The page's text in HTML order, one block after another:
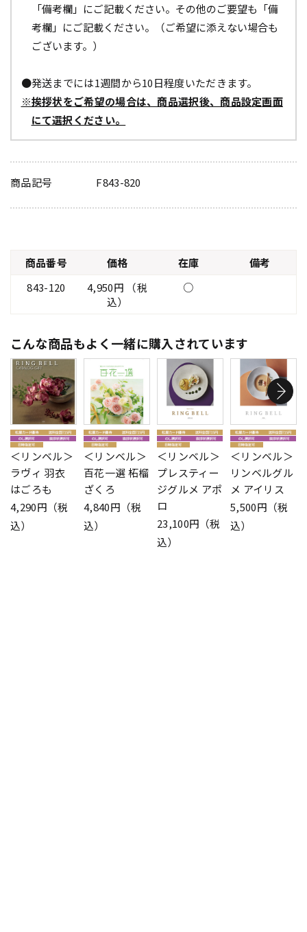
「備考欄」にご記載ください。その他のご要望も「備
考欄」にご記載ください。（ご希望に添えない場合も
ございます。）
●発送までには1週間から10日程度いただきます。
※挨拶状をご希望の場合は、商品選択後、商品設定画面
にて選択ください。
商品記号 F843-820
商品番号 価格 在庫
備考
843-120
4,950円 （税
込）
○
こんな商品もよく一緒に購入されています
＜リンベル＞
ラヴィ 羽衣
はごろも
4,290円（税
込）
＜リンベル＞
百花一選 柘榴
ざくろ
4,840円（税
込）
＜リンベル＞
プレスティー
ジグルメ アポ
ロ
23,100円（税
込）
＜リンベル＞
リンベルグル
メ アイリス
5,500円（税
込）